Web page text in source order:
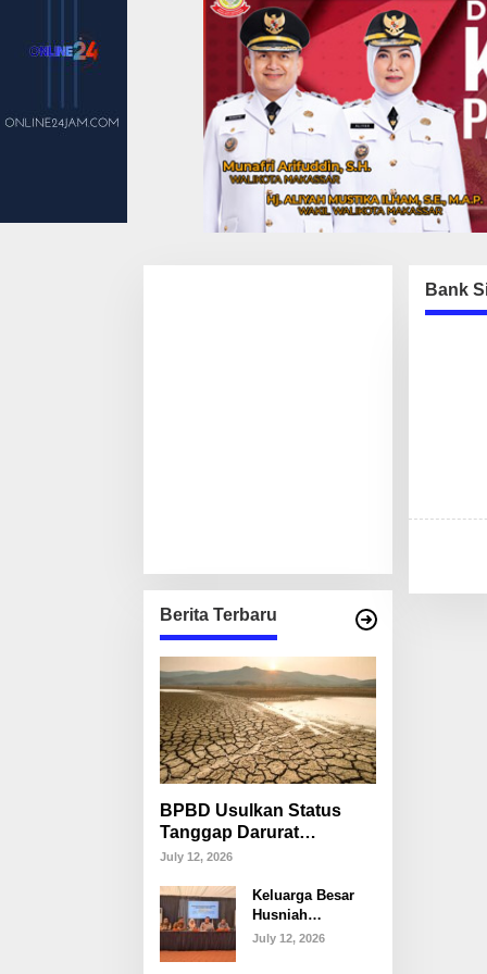
Berita Terbaru
BPBD Usulkan Status
Tanggap Darurat
Kekeringan di Makassar,
Mulai Krisis Air Bersih
July 12, 2026
Keluarga Besar
Husniah
Talenrang
July 12, 2026
Bank